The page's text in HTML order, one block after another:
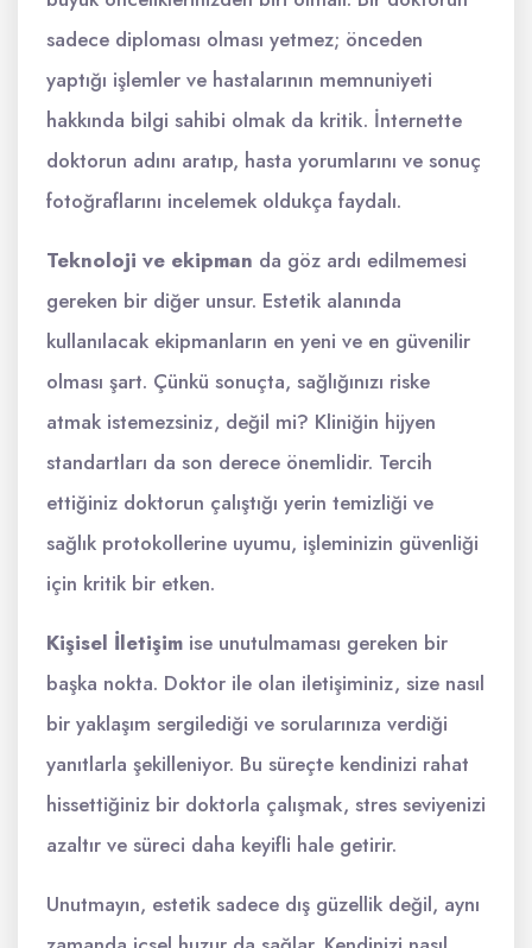
sadece diploması olması yetmez; önceden
yaptığı işlemler ve hastalarının memnuniyeti
hakkında bilgi sahibi olmak da kritik. İnternette
doktorun adını aratıp, hasta yorumlarını ve sonuç
fotoğraflarını incelemek oldukça faydalı.
Teknoloji ve ekipman da göz ardı edilmemesi
gereken bir diğer unsur. Estetik alanında
kullanılacak ekipmanların en yeni ve en güvenilir
olması şart. Çünkü sonuçta, sağlığınızı riske
atmak istemezsiniz, değil mi? Kliniğin hijyen
standartları da son derece önemlidir. Tercih
ettiğiniz doktorun çalıştığı yerin temizliği ve
sağlık protokollerine uyumu, işleminizin güvenliği
için kritik bir etken.
Kişisel İletişim ise unutulmaması gereken bir
başka nokta. Doktor ile olan iletişiminiz, size nasıl
bir yaklaşım sergilediği ve sorularınıza verdiği
yanıtlarla şekilleniyor. Bu süreçte kendinizi rahat
hissettiğiniz bir doktorla çalışmak, stres seviyenizi
azaltır ve süreci daha keyifli hale getirir.
Unutmayın, estetik sadece dış güzellik değil, aynı